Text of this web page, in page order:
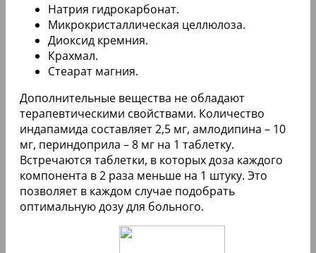
Натрия гидрокарбонат.
Микрокристаллическая целлюлоза.
Диоксид кремния.
Крахмал.
Стеарат магния.
Дополнительные вещества не обладают
терапевтическими свойствами. Количество
индапамида составляет 2,5 мг, амлодипина – 10
мг, периндоприла – 8 мг на 1 таблетку.
Встречаются таблетки, в которых доза каждого
компонента в 2 раза меньше на 1 штуку. Это
позволяет в каждом случае подобрать
оптимальную дозу для больного.